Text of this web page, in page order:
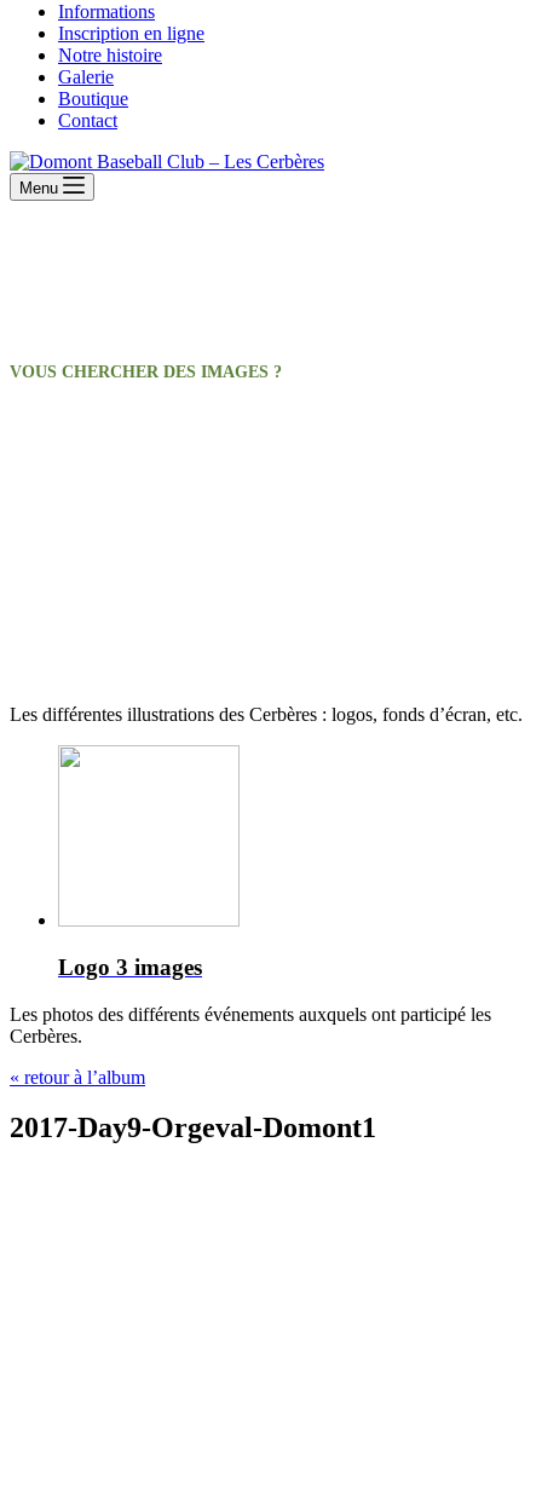
Informations
Inscription en ligne
Notre histoire
Galerie
Boutique
Contact
Menu
VOUS CHERCHER DES IMAGES ?
Les différentes illustrations des Cerbères : logos, fonds d’écran, etc.
Logo 3 images
Les photos des différents événements auxquels ont participé les
Cerbères.
« retour à l’album
2017-Day9-Orgeval-Domont1